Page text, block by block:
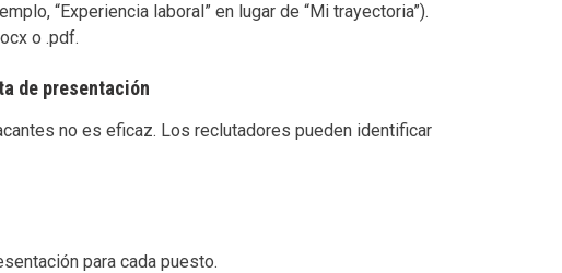
“Experiencia laboral” en lugar de “Mi trayectoria”).
o .pdf.
de presentación
no es eficaz. Los reclutadores pueden identificar
para cada puesto.